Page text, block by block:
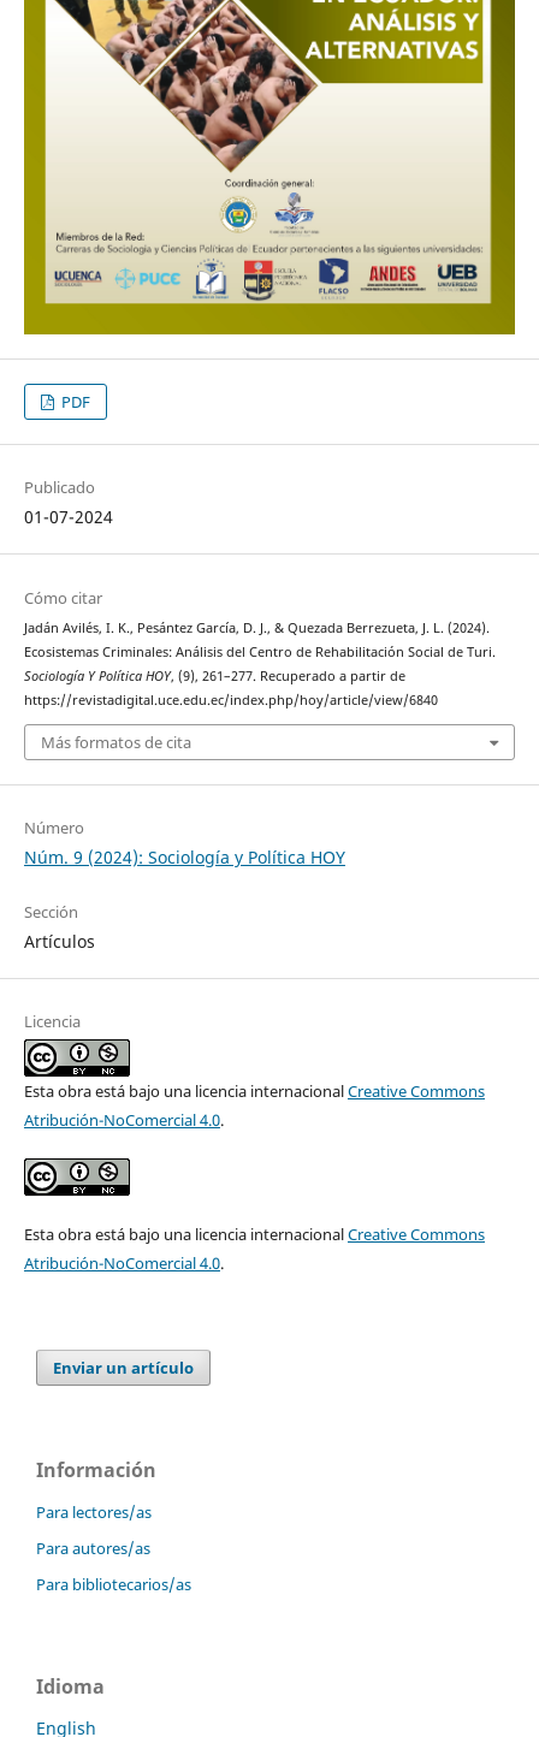
PDF
Publicado
01-07-2024
Cómo citar
Jadán Avilés, I. K., Pesántez García, D. J., & Quezada Berrezueta, J. L. (2024).
Ecosistemas Criminales: Análisis del Centro de Rehabilitación Social de Turi.
Sociología Y Política HOY, (9), 261–277. Recuperado a partir de
https://revistadigital.uce.edu.ec/index.php/hoy/article/view/6840
Más formatos de cita
Número
Núm. 9 (2024): Sociología y Política HOY
Sección
Artículos
Licencia
Esta obra está bajo una licencia internacionalCreative Commons
Atribución-NoComercial 4.0.
Esta obra está bajo una licencia internacionalCreative Commons
Atribución-NoComercial 4.0.
Enviar un artículo
Información
Para lectores/as
Para autores/as
Para bibliotecarios/as
Idioma
English